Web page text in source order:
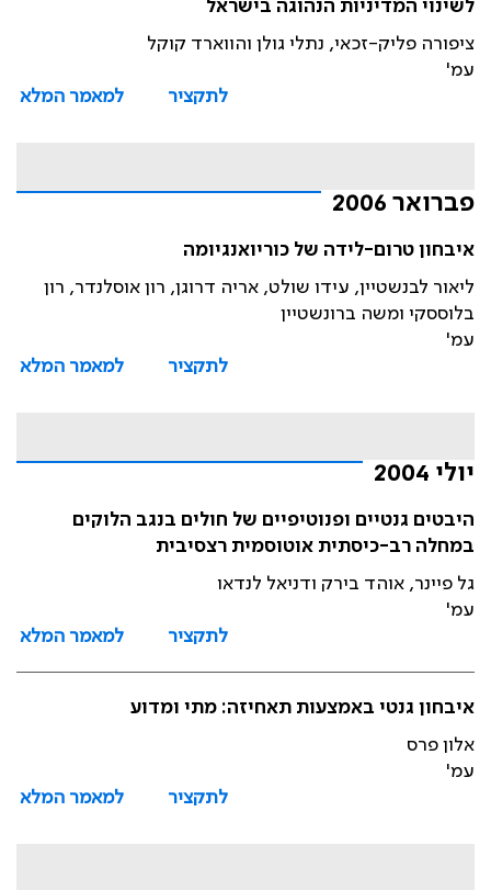
לשינוי המדיניות הנהוגה בישראל
ציפורה פליק-זכאי, נתלי גולן והווארד קוקל
עמ'
לתקציר
למאמר המלא
פברואר 2006
איבחון טרום-לידה של כוריואנגיומה
ליאור לבנשטיין, עידו שולט, אריה דרוגן, רון אוסלנדר, רון
בלוססקי ומשה ברונשטיין
עמ'
לתקציר
למאמר המלא
יולי 2004
היבטים גנטיים ופנוטיפיים של חולים בנגב הלוקים
במחלה רב-כיסתית אוטוסמית רצסיבית
גל פיינר, אוהד בירק ודניאל לנדאו
עמ'
לתקציר
למאמר המלא
איבחון גנטי באמצעות תאחיזה: מתי ומדוע
אלון פרס
עמ'
לתקציר
למאמר המלא